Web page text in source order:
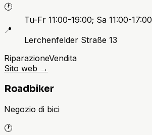
🕐
Tu-Fr 11:00-19:00; Sa 11:00-17:00
📍
Lerchenfelder Straße 13
RiparazioneVendita
Sito web →
Roadbiker
Negozio di bici
🕐